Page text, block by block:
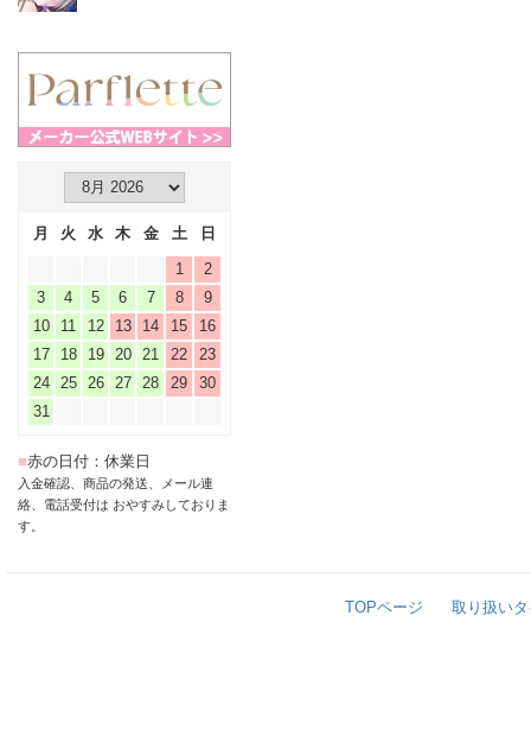
月 火 水 木 金 土
日
1
2
3
4 5 6 7 8
9
10
11 12 13 14 15
16
17
18 19 20 21 22
23
24
25 26 27 28 29
30
31
■赤の日付：休業日
入金確認、商品の発送、メール連
絡、電話受付は おやすみしておりま
す。
TOPページ 取り扱い